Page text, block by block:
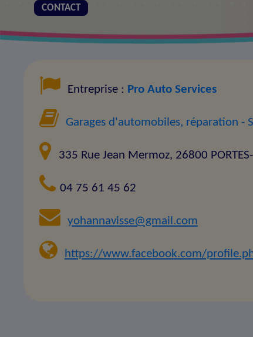
CONTACT
Entreprise : Pro Auto Services
Garages d'automobiles, réparation -
335 Rue Jean Mermoz, 26800 PORTES-
04 75 61 45 62
yohannavisse@gmail.com
https://www.facebook.com/